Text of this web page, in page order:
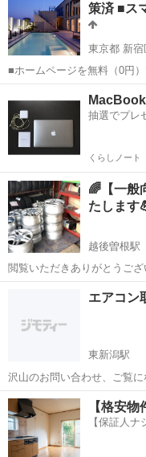
策済 ■ス
東京都 新宿
■ホームページを無料（0円）で制作致し
した方も諦めないで下さい
用は一切発生致しません。
ムページが持てます...抽選でプレ
くらしノート
🌈【一般
たします
越後曽根駅
閲覧いただきありがとうございます✨✨ 弊社では
ち込みによるアルミホイー
お客様の目の前で 計りで計
現金で買い取りさせ...
越後曽
エアコン
東新潟駅
沢山のお問い合わせ、ご覧
す！こちら電機屋をやらせ
遅くなる事があると思います
りますのでご了承下さい。
新潟 新潟市 東新潟
【格安
【保証人ナ